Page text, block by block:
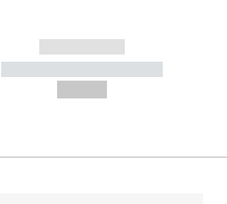
------------
----------- -----------